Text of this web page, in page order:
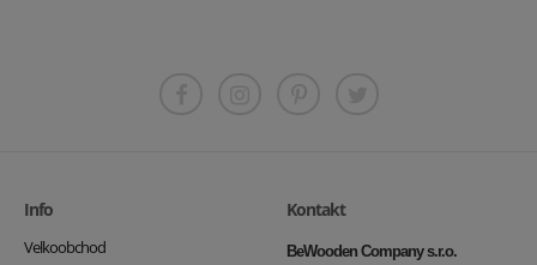
Info
Velkoobchod
Kontakt
BeWooden Company s.r.o.